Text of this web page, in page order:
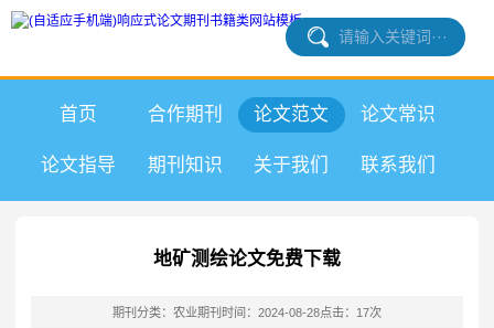
首页 合作期刊 论文范文 论文常识
论文指导 期刊知识 关于我们 联系我们
地矿测绘论文免费下载
期刊分类：农业期刊 时间：2024-08-28点击：17次